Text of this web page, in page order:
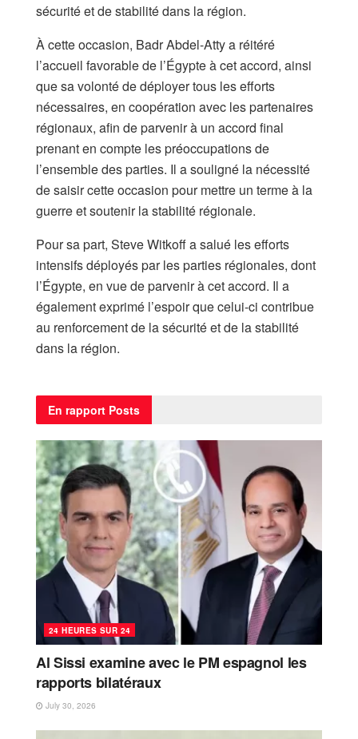
sécurité et de stabilité dans la région.
À cette occasion, Badr Abdel-Atty a réitéré
l’accueil favorable de l’Égypte à cet accord, ainsi
que sa volonté de déployer tous les efforts
nécessaires, en coopération avec les partenaires
régionaux, afin de parvenir à un accord final
prenant en compte les préoccupations de
l’ensemble des parties. Il a souligné la nécessité
de saisir cette occasion pour mettre un terme à la
guerre et soutenir la stabilité régionale.
Pour sa part, Steve Witkoff a salué les efforts
intensifs déployés par les parties régionales, dont
l’Égypte, en vue de parvenir à cet accord. Il a
également exprimé l’espoir que celui-ci contribue
au renforcement de la sécurité et de la stabilité
dans la région.
En rapport Posts
24 HEURES SUR 24
Al Sissi examine avec le PM espagnol les
rapports bilatéraux
July 30, 2026